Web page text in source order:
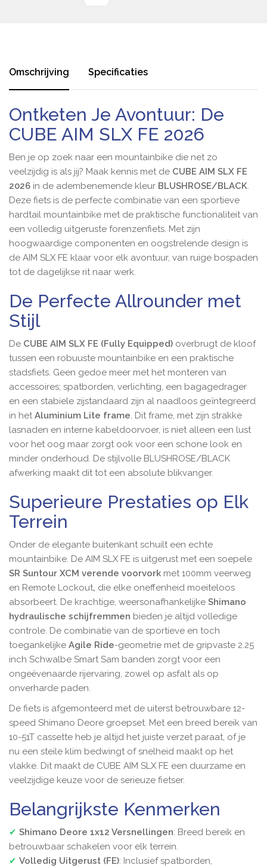
Omschrijving Specificaties
Ontketen Je Avontuur: De
CUBE AIM SLX FE 2026
Ben je op zoek naar een mountainbike die net zo
veelzijdig is als jij? Maak kennis met de CUBE AIM SLX FE
2026 in de adembenemende kleur BLUSHROSE/BLACK.
Deze fiets is de perfecte combinatie van een sportieve
hardtail mountainbike met de praktische functionaliteit van
een volledig uitgeruste forenzenfiets. Met zijn
hoogwaardige componenten en oogstrelende design is
de AIM SLX FE klaar voor elk avontuur, van ruige bospaden
tot de dagelijkse rit naar werk.
De Perfecte Allrounder met
Stijl
De CUBE AIM SLX FE (Fully Equipped) overbrugt de kloof
tussen een robuuste mountainbike en een praktische
stadsfiets. Geen gedoe meer met het monteren van
accessoires; spatborden, verlichting, een bagagedrager
en een stabiele zijstandaard zijn al naadloos geïntegreerd
in het Aluminium Lite frame. Dit frame, met zijn strakke
lasnaden en interne kabeldoorvoer, is niet alleen een lust
voor het oog maar zorgt ook voor een schone look en
minder onderhoud. De stijlvolle BLUSHROSE/BLACK
afwerking maakt dit tot een absolute blikvanger.
Superieure Prestaties op Elk
Terrein
Onder de elegante buitenkant schuilt een echte
mountainbike. De AIM SLX FE is uitgerust met een soepele
SR Suntour XCM verende voorvork met 100mm veerweg
en Remote Lockout, die elke oneffenheid moeiteloos
absorbeert. De krachtige, weersonafhankelijke Shimano
hydraulische schijfremmen bieden je altijd volledige
controle. De combinatie van de sportieve en toch
toegankelijke Agile Ride-geometrie met de gripvaste 2.25
inch Schwalbe Smart Sam banden zorgt voor een
ongeëvenaarde rijervaring, zowel op asfalt als op
onverharde paden.
De fiets is afgemonteerd met de uiterst betrouwbare 12-
speed Shimano Deore groepset. Met een breed bereik van
10-51T cassette heb je altijd het juiste verzet paraat, of je
nu een steile klim bedwingt of snelheid maakt op het
vlakke. Dit maakt de CUBE AIM SLX FE een duurzame en
veelzijdige keuze voor de serieuze fietser.
Belangrijkste Kenmerken
✔ Shimano Deore 1x12 Versnellingen: Breed bereik en
betrouwbaar schakelen voor elk terrein.
✔ Volledig Uitgerust (FE): Inclusief spatborden,